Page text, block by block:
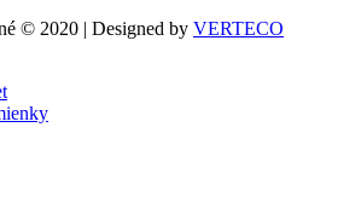
© 2020 | Designed by VERTECO